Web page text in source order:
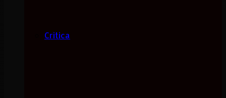
Critica